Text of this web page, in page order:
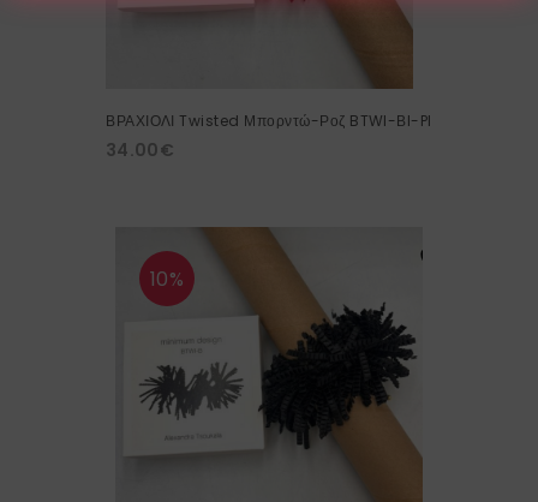
ΒΡΑΧΙΟΛΙ Twisted Μπορντώ-Ροζ BTWI-ΒI-PI
34.00€
10%